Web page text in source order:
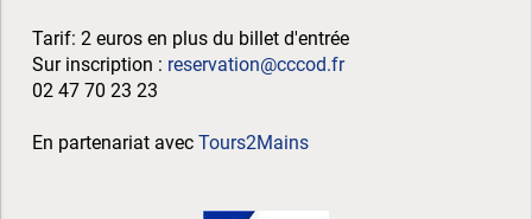
Tarif: 2 euros en plus du billet d'entrée
Sur inscription : reservation@cccod.fr
02 47 70 23 23
En partenariat avec Tours2Mains